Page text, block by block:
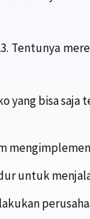
Tentunya
yang bisa
untuk